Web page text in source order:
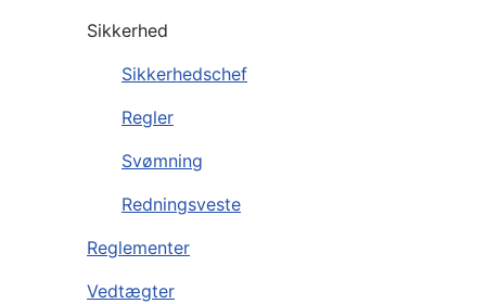
Sikkerhed
Sikkerhedschef
Regler
Svømning
Redningsveste
Reglementer
Vedtægter